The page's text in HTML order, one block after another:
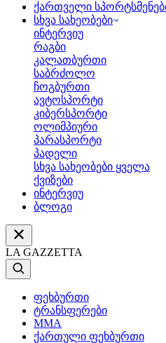
ქართველი
სხვა სახეობები
ინტერვიუ
რაგბი
კალათბურთი
საბრძოლო
ჩოგბურთი
ავტოსპორტი
კიბერსპორტი
ოლიმპიური
პარასპორტი
პადელი
სხვა სახეობები ყველა
ქვიზები
ინტერვიუ
ბლოგი
LA GAZZETTA
ფეხბურთი
ტრანსფერები
MMA
ქართული ფეხბურთი